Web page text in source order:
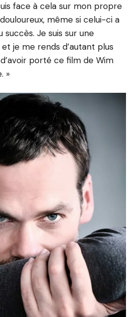
face à cela sur mon propre
même si celui-ci a
Je suis sur une
je me rends d’autant plus
porté ce film de Wim
»